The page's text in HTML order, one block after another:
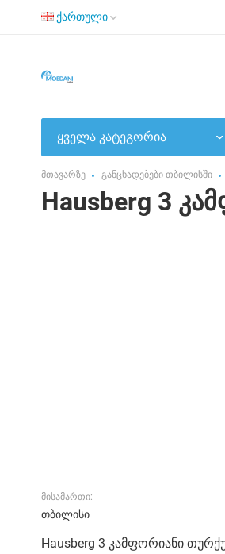
ქართული
ყველა კატეგორია
მთავარზე განცხადებები თბილისში
Hausberg 3
მისამართი:
თბილისი
Hausberg 3 კამფორიანი